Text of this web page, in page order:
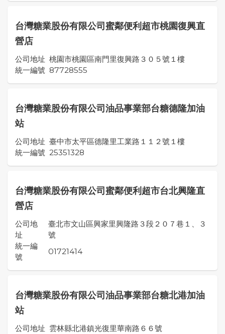
台灣糖業股份有限公司蜜鄰便利超市桃園復興直
營店
公司地址 桃園市桃園區南門里復興路３０５號１樓
統一編號 87728555
台灣糖業股份有限公司油品事業部台糖德隆加油
站
公司地址 臺中市太平區德隆里工業路１１２號１樓
統一編號 25351328
台灣糖業股份有限公司蜜鄰便利超市台北興隆直
營店
公司地
址
臺北市文山區興家里興隆路３段２０７巷１、３
號
統一編
號
01721414
台灣糖業股份有限公司油品事業部台糖北港加油
站
公司地址 雲林縣北港鎮光復里華南路６６號